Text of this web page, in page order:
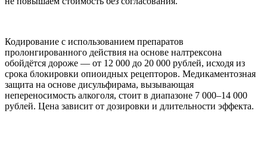
Кодирование с использованием препаратов
пролонгированного действия на основе налтрексона
обойдётся дороже — от 12 000 до 20 000 рублей, исходя из
срока блокировки опиоидных рецепторов. Медикаментозная
защита на основе дисульфирама, вызывающая
непереносимость алкоголя, стоит в диапазоне 7 000–14 000
рублей. Цена зависит от дозировки и длительности эффекта.